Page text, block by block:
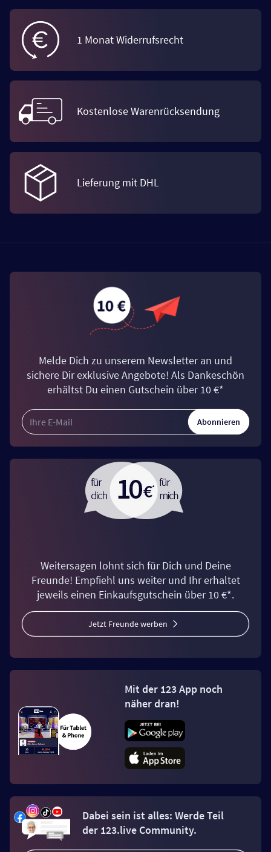
1 Monat Widerrufsrecht
Kostenlose Warenrücksendung
Lieferung mit DHL
Melde Dich zu unserem Newsletter an und
sichere Dir exklusive Angebote! Als Dankeschön
erhältst Du einen Gutschein über 10 €*
Abonnieren
Weitersagen lohnt sich für Dich und Deine
Freunde! Empfiehl uns weiter und Ihr erhaltet
jeweils einen Einkaufsgutschein über 10 €*.
Jetzt Freunde werben
Mit der 123 App noch
näher dran!
Dabei sein ist alles: Werde Teil
der 123.live Community.